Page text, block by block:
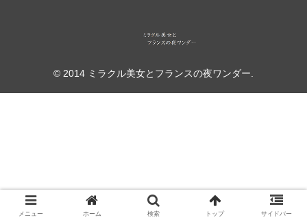
© 2014 ミラクル美女とフランスの夜ワンダー.
メニュー ホーム 検索 トップ サイドバー